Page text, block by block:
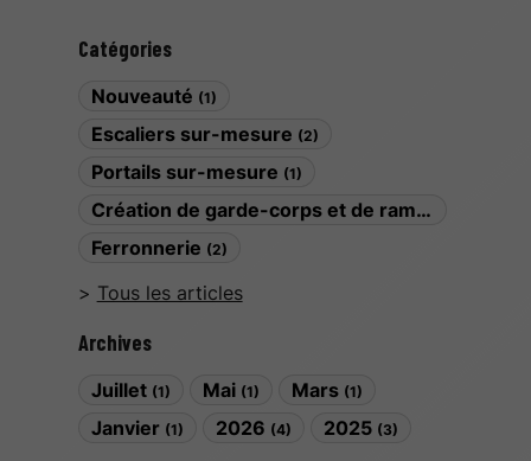
Catégories
Nouveauté (1)
Escaliers sur-mesure (2)
Portails sur-mesure (1)
Création de garde-corps et de rampes
Ferronnerie (2)
Tous les articles
Archives
Juillet (1) Mai (1) Mars (1)
Janvier (1) 2026 (4) 2025 (3)